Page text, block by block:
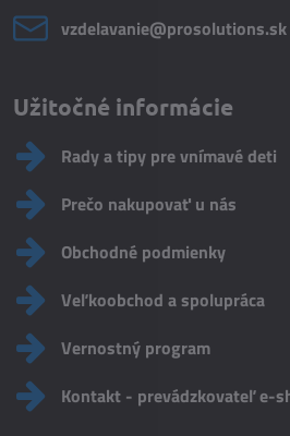
vzdelavanie​@prosolutions​.sk
Užitočné informácie
Rady a tipy pre vnímavé deti
Prečo nakupovať u nás
Obchodné podmienky
Veľkoobchod a spolupráca
Vernostný program
Kontakt - prevádzkovateľ e-